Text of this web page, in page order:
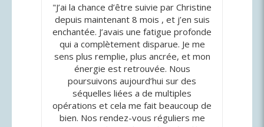
"J’ai la chance d’être suivie par Christine
depuis maintenant 8 mois , et j’en suis
enchantée. J’avais une fatigue profonde
qui a complètement disparue. Je me
sens plus remplie, plus ancrée, et mon
énergie est retrouvée. Nous
poursuivons aujourd’hui sur des
séquelles liées a de multiples
opérations et cela me fait beaucoup de
bien. Nos rendez-vous réguliers me